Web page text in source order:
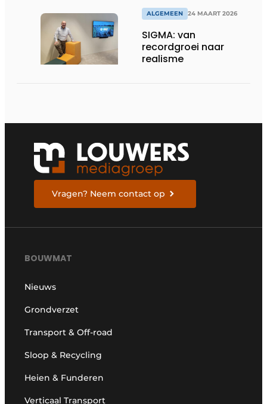
ALGEMEEN 24 MAART 2026
SIGMA: van
recordgroei naar
realisme
Vragen? Neem contact op
BOUWMAT
Nieuws
Grondverzet
Transport & Off-road
Sloop & Recycling
Heien & Funderen
Verticaal Transport